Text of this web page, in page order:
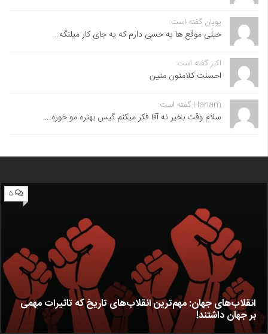
پویان گفته است:
خیلی موقع ها یه حسی دارم که یه جای کار میلنگه...
اکبر گفته است:
احسنت ‌کلامتون متین
Hanam گفته است:
سلام وقت بخیر نه آقا فکر میکنم گیس بهتره مو خوره...
۵
انقلاب‌های جهان: مهم‌ترین انقلاب‌های تاریخ که تاثیرات مهمی
بر جهان داشتند!